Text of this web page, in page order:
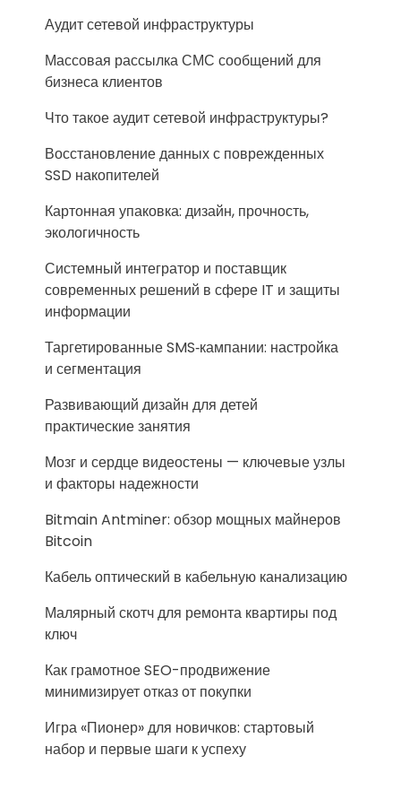
Аудит сетевой инфраструктуры
Массовая рассылка СМС сообщений для
бизнеса клиентов
Что такое аудит сетевой инфраструктуры?
Восстановление данных с поврежденных
SSD накопителей
Картонная упаковка: дизайн, прочность,
экологичность
Системный интегратор и поставщик
современных решений в сфере IT и защиты
информации
Таргетированные SMS‑кампании: настройка
и сегментация
Развивающий дизайн для детей
практические занятия
Мозг и сердце видеостены — ключевые узлы
и факторы надежности
Bitmain Antminer: обзор мощных майнеров
Bitcoin
Кабель оптический в кабельную канализацию
Малярный скотч для ремонта квартиры под
ключ
Как грамотное SEO-продвижение
минимизирует отказ от покупки
Игра «Пионер» для новичков: стартовый
набор и первые шаги к успеху